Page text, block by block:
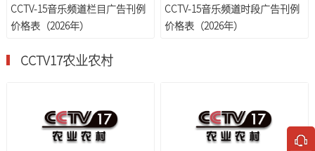
CCTV-15音乐频道栏目广告刊例
价格表（2026年）
CCTV-15音乐频道时段广告刊例
价格表（2026年）
CCTV17农业农村